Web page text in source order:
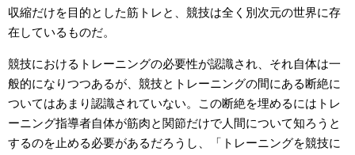
収縮だけを目的とした筋トレと、競技は全く別次元の世界に存
在しているものだ。
競技におけるトレーニングの必要性が認識され、それ自体は一
般的になりつつあるが、競技とトレーニングの間にある断絶に
ついてはあまり認識されていない。この断絶を埋めるにはトレ
ーニング指導者自体が筋肉と関節だけで人間について知ろうと
するのを止める必要があるだろうし、「トレーニングを競技に